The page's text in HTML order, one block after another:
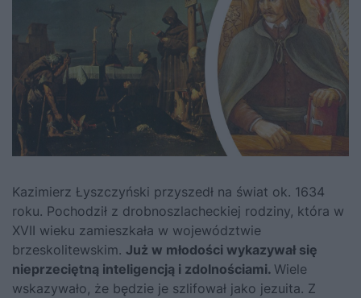
Kazimierz Łyszczyński przyszedł na świat ok. 1634
roku. Pochodził z drobnoszlacheckiej rodziny, która w
XVII wieku zamieszkała w województwie
brzeskolitewskim. Już w młodości wykazywał się
nieprzeciętną inteligencją i zdolnościami. Wiele
wskazywało, że będzie je szlifował jako jezuita. Z